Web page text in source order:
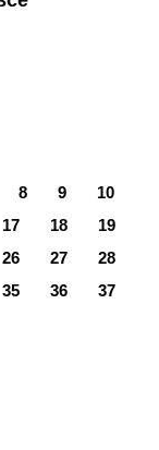
8 9
10
17 18
19
26 27
28
35 36
37